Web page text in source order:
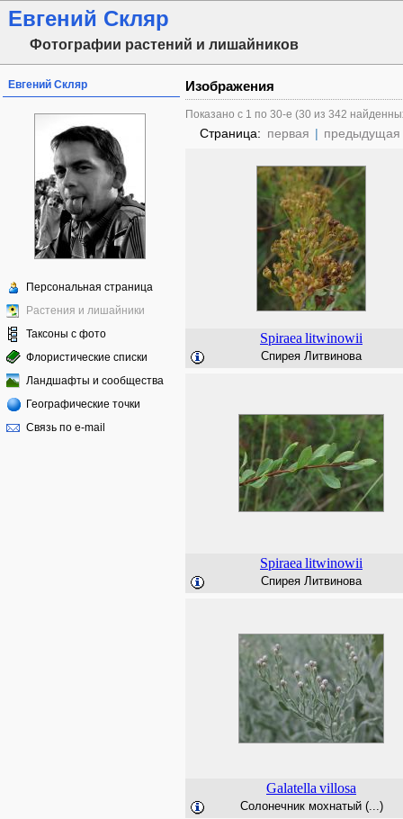
Евгений Скляр
Фотографии растений и лишайников
Евгений Скляр
Персональная страница
Растения и лишайники
Таксоны с фото
Флористические списки
Ландшафты и сообщества
Географические точки
Связь по e-mail
Изображения
Показано с 1 по 30-е (30 из 342
Страница: первая | предыдущая
Spiraea litwinowii
Спирея Литвинова
Spiraea litwinowii
Спирея Литвинова
Galatella villosa
Солонечник мохнатый (...)